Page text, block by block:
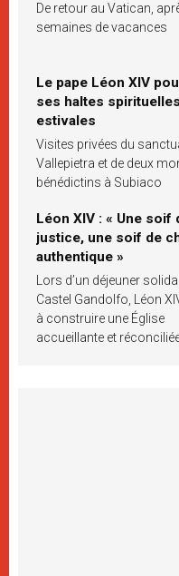
De retour au Vatican,
semaines de vacances
Le pape Léon XIV
ses haltes spirituelles
estivales
Visites privées du
Vallepietra et de deux
bénédictins à Subiaco
Léon XIV : « Une soif
justice, une soif de
authentique »
Lors d’un déjeuner
Castel Gandolfo, Léon
à construire une Église
accueillante et